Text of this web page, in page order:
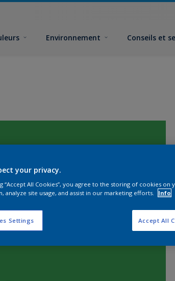
Environnement Conseils et
your privacy.
“Accept All Cookies”, you agree to the storing of cookies on
analyze site usage, and assist in our marketing efforts.
Info
Settings Accept All